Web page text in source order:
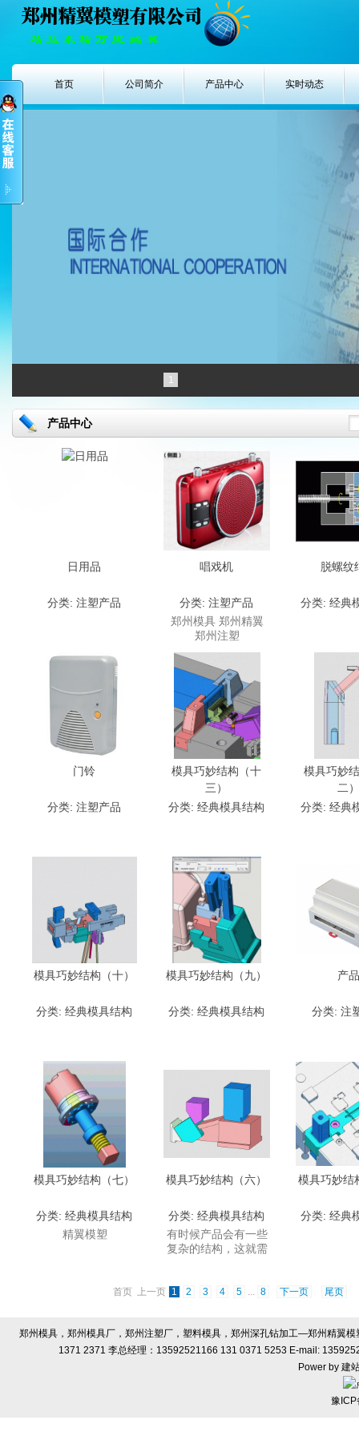
首页 公司简介 产品中心 实时动态
1
产品中心
日用品
分类: 注塑产品
唱戏机
分类: 注塑产品
郑州模具 郑州精翼
郑州注塑
脱螺纹
分类: 经典
门铃
分类: 注塑产品
模具巧妙结构（十
三）
分类: 经典模具结构
模具巧妙
二）
分类: 经典
模具巧妙结构（十）
分类: 经典模具结构
模具巧妙结构（九）
分类: 经典模具结构
产品
分类: 注
模具巧妙结构（七）
分类: 经典模具结构
精翼模塑
模具巧妙结构（六）
分类: 经典模具结构
有时候产品会有一些
复杂的结构，这就需
模具巧妙结
分类: 经典
首页 上一页 1 2 3 4 5 ... 8 下一页 尾页
郑州模具，郑州模具厂，郑州注塑厂，塑料模具，郑州深孔钻加工—郑州精翼
1371 2371 李总经理：13592521166 131 0371 5253 E-mail:
Power by 建
豫